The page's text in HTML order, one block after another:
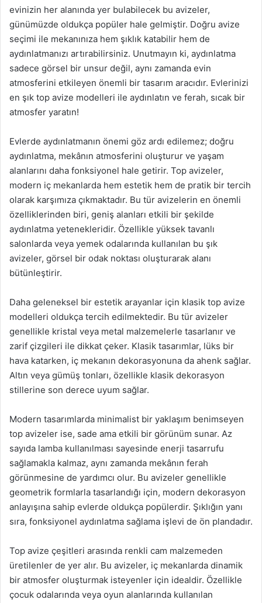
evinizin her alanında yer bulabilecek bu avizeler,
günümüzde oldukça popüler hale gelmiştir. Doğru avize
seçimi ile mekanınıza hem şıklık katabilir hem de
aydınlatmanızı artırabilirsiniz. Unutmayın ki, aydınlatma
sadece görsel bir unsur değil, aynı zamanda evin
atmosferini etkileyen önemli bir tasarım aracıdır. Evlerinizi
en şık top avize modelleri ile aydınlatın ve ferah, sıcak bir
atmosfer yaratın!
Evlerde aydınlatmanın önemi göz ardı edilemez; doğru
aydınlatma, mekânın atmosferini oluşturur ve yaşam
alanlarını daha fonksiyonel hale getirir. Top avizeler,
modern iç mekanlarda hem estetik hem de pratik bir tercih
olarak karşımıza çıkmaktadır. Bu tür avizelerin en önemli
özelliklerinden biri, geniş alanları etkili bir şekilde
aydınlatma yetenekleridir. Özellikle yüksek tavanlı
salonlarda veya yemek odalarında kullanılan bu şık
avizeler, görsel bir odak noktası oluşturarak alanı
bütünleştirir.
Daha geleneksel bir estetik arayanlar için klasik top avize
modelleri oldukça tercih edilmektedir. Bu tür avizeler
genellikle kristal veya metal malzemelerle tasarlanır ve
zarif çizgileri ile dikkat çeker. Klasik tasarımlar, lüks bir
hava katarken, iç mekanın dekorasyonuna da ahenk sağlar.
Altın veya gümüş tonları, özellikle klasik dekorasyon
stillerine son derece uyum sağlar.
Modern tasarımlarda minimalist bir yaklaşım benimseyen
top avizeler ise, sade ama etkili bir görünüm sunar. Az
sayıda lamba kullanılması sayesinde enerji tasarrufu
sağlamakla kalmaz, aynı zamanda mekânın ferah
görünmesine de yardımcı olur. Bu avizeler genellikle
geometrik formlarla tasarlandığı için, modern dekorasyon
anlayışına sahip evlerde oldukça popülerdir. Şıklığın yanı
sıra, fonksiyonel aydınlatma sağlama işlevi de ön plandadır.
Top avize çeşitleri arasında renkli cam malzemeden
üretilenler de yer alır. Bu avizeler, iç mekanlarda dinamik
bir atmosfer oluşturmak isteyenler için idealdir. Özellikle
çocuk odalarında veya oyun alanlarında kullanılan